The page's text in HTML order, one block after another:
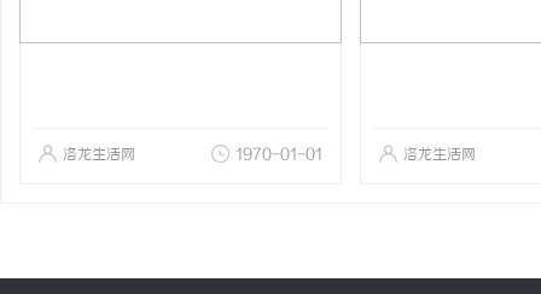
洛龙生活网 1970-01-01 洛龙生活网